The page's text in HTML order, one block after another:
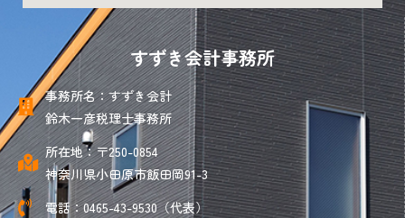
すずき会計事務所
事務所名：すずき会計
鈴木一彦税理士事務所
所在地：〒250-0854
神奈川県小田原市飯田岡91-3
電話：0465-43-9530（代表）